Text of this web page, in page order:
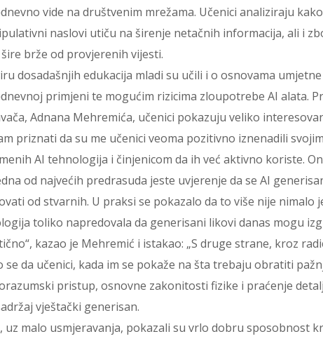
vide na društvenim mrežama. Učenici analiziraju
naslovi utiču na širenje netačnih informacija, ali i
brže od provjerenih vijesti.
dosadašnjih edukacija mladi su učili i o osnovama
primjeni te mogućim rizicima zloupotrebe AI alata.
Adnana Mehremića, učenici pokazuju veliko
priznati da su me učenici veoma pozitivno iznenadili
AI tehnologija i činjenicom da ih već aktivno koriste.
od najvećih predrasuda jeste uvjerenje da se AI
od stvarnih. U praksi se pokazalo da to više nije nimalo
toliko napredovala da generisani likovi danas mogu
kazao je Mehremić i istakao: „S druge strane, kroz
se da učenici, kada im se pokaže na šta trebaju obratiti
pristup, osnovne zakonitosti fizike i praćenje
vještački generisan.
uz malo usmjeravanja, pokazali su vrlo dobru sposobnost